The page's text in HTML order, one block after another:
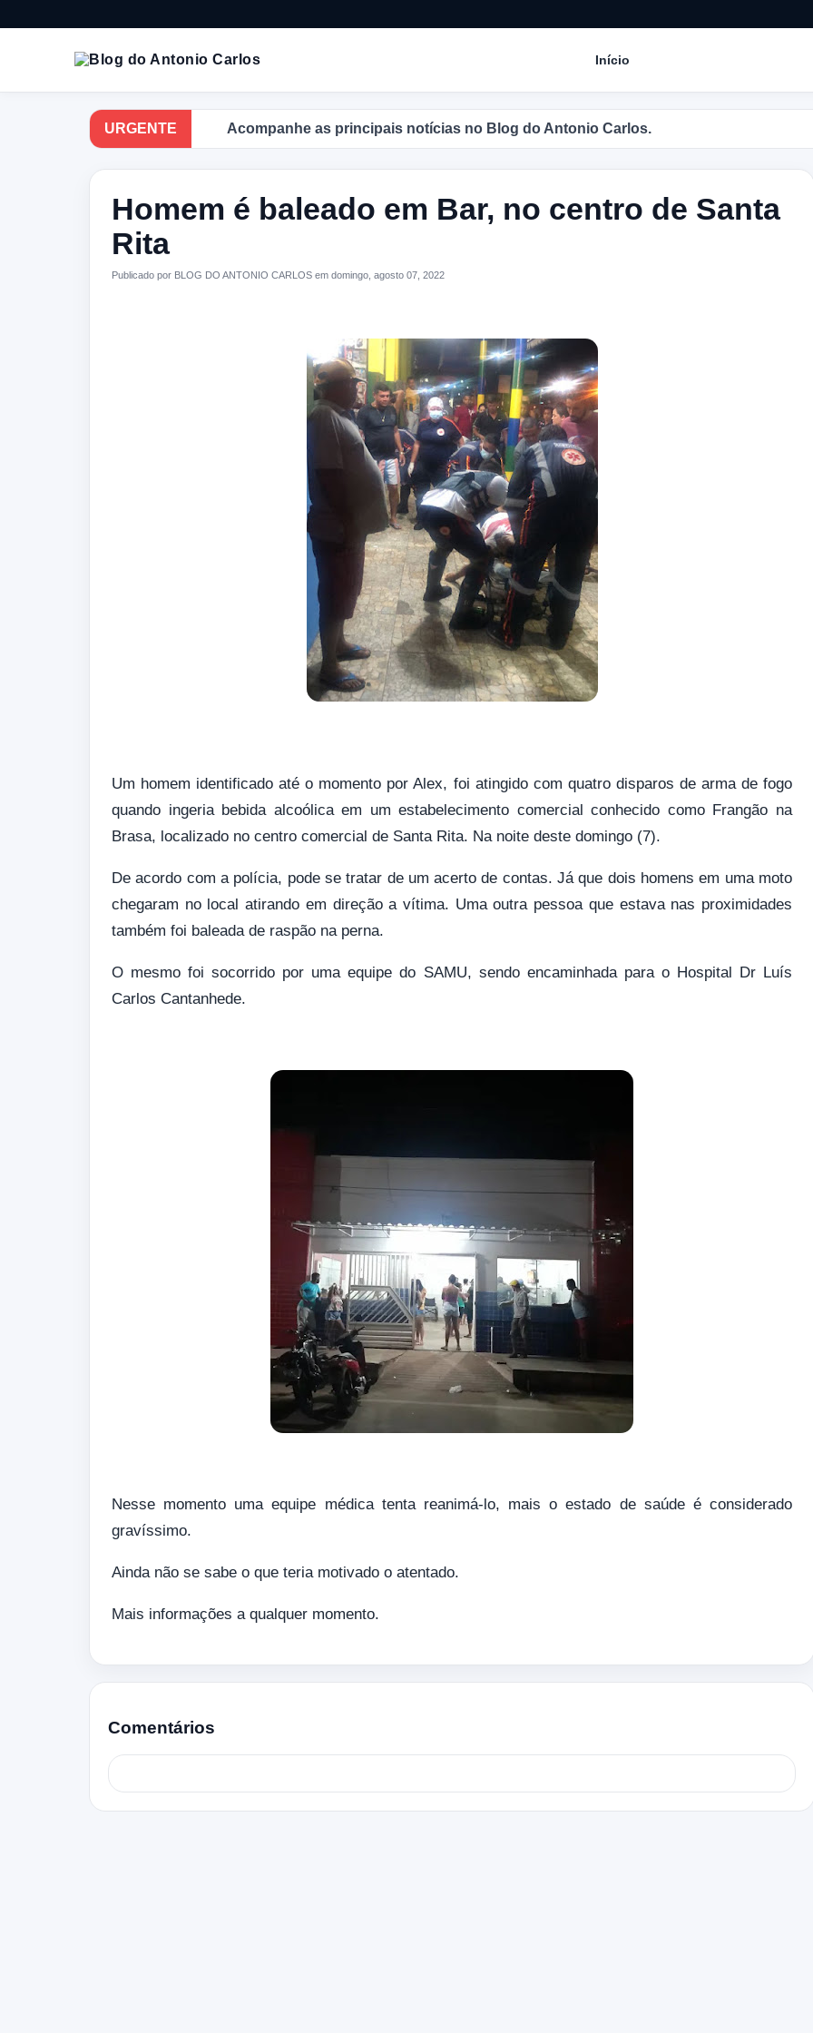
Início
URGENTE Acompanhe as principais notícias no Blog do Antonio Carlos.
Homem é baleado em Bar, no centro de Santa
Rita
Publicado por BLOG DO ANTONIO CARLOS em domingo, agosto 07, 2022
Um homem identificado até o momento por Alex, foi atingido com quatro disparos de arma de fogo
quando ingeria bebida alcoólica em um estabelecimento comercial conhecido como Frangão na
Brasa, localizado no centro comercial de Santa Rita. Na noite deste domingo (7).
De acordo com a polícia, pode se tratar de um acerto de contas. Já que dois homens em uma moto
chegaram no local atirando em direção a vítima. Uma outra pessoa que estava nas proximidades
também foi baleada de raspão na perna.
O mesmo foi socorrido por uma equipe do SAMU, sendo encaminhada para o Hospital Dr Luís
Carlos Cantanhede.
Nesse momento uma equipe médica tenta reanimá-lo, mais o estado de saúde é considerado
gravíssimo.
Ainda não se sabe o que teria motivado o atentado.
Mais informações a qualquer momento.
Comentários